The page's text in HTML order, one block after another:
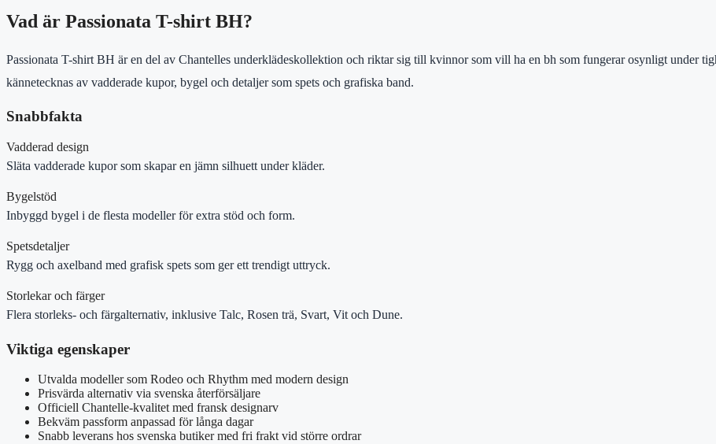
Vad är Passionata T-shirt BH?
Passionata T-shirt BH är en del av Chantelles underklädeskollektion och riktar sig till kvinnor som vill ha en bh som fungerar osynligt under
kännetecknas av vadderade kupor, bygel och detaljer som spets och grafiska band.
Snabbfakta
Vadderad design
Släta vadderade kupor som skapar en jämn silhuett under kläder.
Bygelstöd
Inbyggd bygel i de flesta modeller för extra stöd och form.
Spetsdetaljer
Rygg och axelband med grafisk spets som ger ett trendigt uttryck.
Storlekar och färger
Flera storleks- och färgalternativ, inklusive Talc, Rosen trä, Svart, Vit och Dune.
Viktiga egenskaper
Utvalda modeller som Rodeo och Rhythm med modern design
Prisvärda alternativ via svenska återförsäljare
Officiell Chantelle-kvalitet med fransk designarv
Bekväm passform anpassad för långa dagar
Snabb leverans hos svenska butiker med fri frakt vid större ordrar